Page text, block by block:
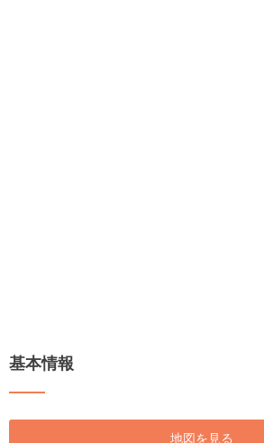
基本情報
地図を見る